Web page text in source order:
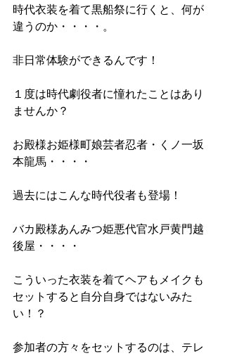
時代衣装を着て黒船祭に行くと、何が
違うのか・・・・。
非日常体験ができるんです！
１度は時代劇役者に憧れたことはあり
ませんか？
お殿様お姫様町娘芸者忍者・くノ一坂
本龍馬・・・・
過去にはこんな時代役者も登場！
バカ殿様あんみつ姫悪代官水戸黄門越
後屋・・・・
こういった衣装を着てヘアもメイクも
セットすると自分自身ではないみた
い！？
参加者の方々をセットするのは、テレ